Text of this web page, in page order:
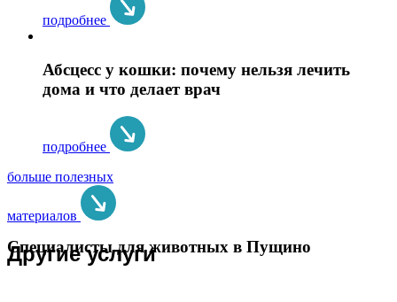
подробнее
Абсцесс у кошки: почему нельзя лечить
дома и что делает врач
подробнее
больше полезных
материалов
Другие услуги
Специалисты для животных в Пущино